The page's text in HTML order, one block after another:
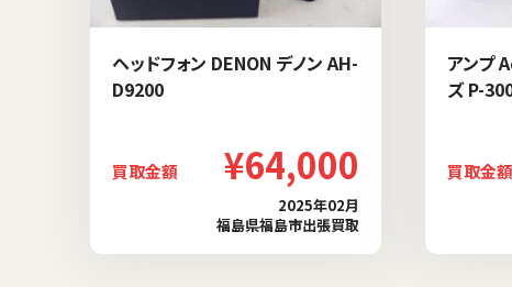
ヘッドフォン DENON デノン AH-
D9200
買取金額 ¥64,000
2025年02月
福島県福島市出張買取
アンプ
ズ P-
買取金額